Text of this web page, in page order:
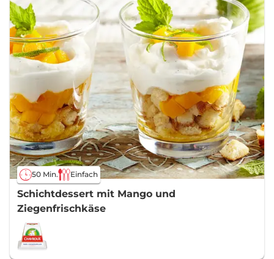
50 Min. Einfach
Schichtdessert mit Mango und
Ziegenfrischkäse